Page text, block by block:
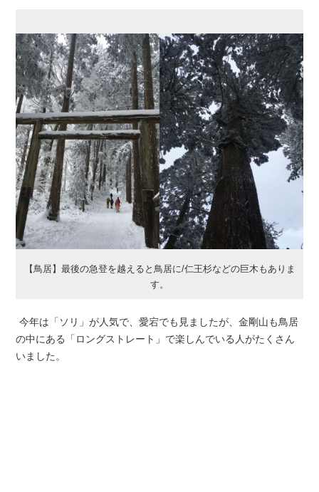
【鳥居】最後の急登を越えると鳥居に/仁王杉などの巨木もありま
す。
今年は「ソリ」が人気で、愛宕でも見ましたが、金剛山も鳥居
の中にある「ロングストレート」で楽しんでいる人がたくさん
いました。